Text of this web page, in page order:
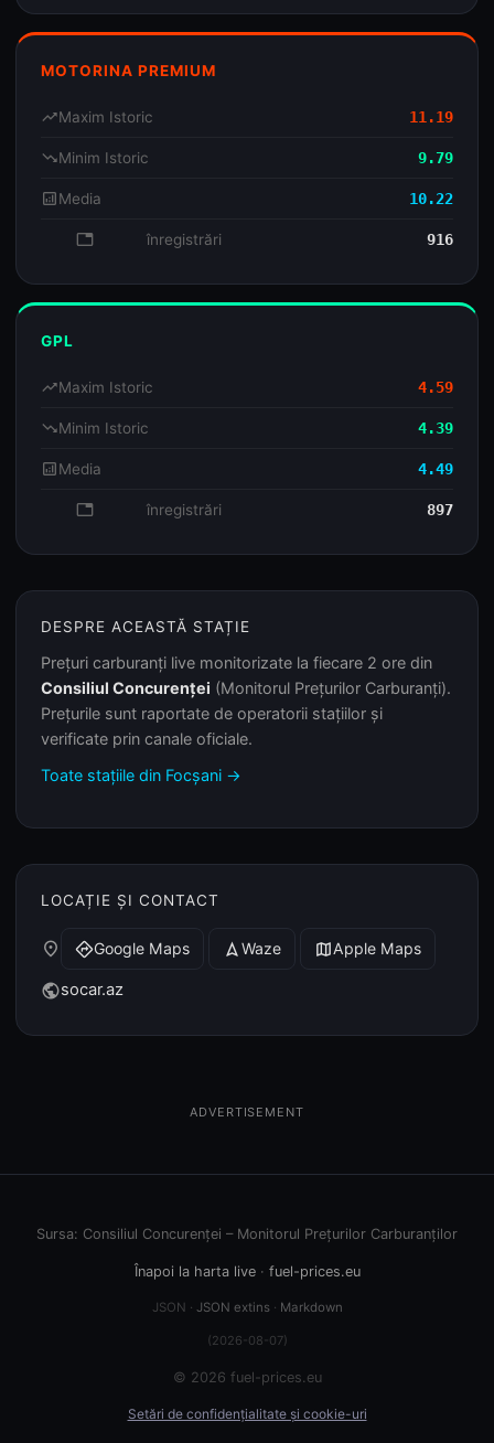
MOTORINA PREMIUM
trending_upMaxim Istoric 11.19
trending_downMinim Istoric 9.79
analyticsMedia 10.22
database înregistrări 916
GPL
trending_upMaxim Istoric 4.59
trending_downMinim Istoric 4.39
analyticsMedia 4.49
database înregistrări 897
DESPRE ACEASTĂ STAȚIE
Prețuri carburanți live monitorizate la fiecare 2 ore din
Consiliul Concurenței (Monitorul Prețurilor Carburanți).
Prețurile sunt raportate de operatorii stațiilor și
verificate prin canale oficiale.
Toate stațiile din Focșani →
LOCAȚIE ȘI CONTACT
place directionsGoogle Maps navigation Waze mapApple Maps
publicsocar.az
ADVERTISEMENT
Sursa: Consiliul Concurenței – Monitorul Prețurilor Carburanților
Înapoi la harta live· fuel-prices.eu
JSON · JSON extins· Markdown
(2026-08-07)
© 2026 fuel-prices.eu
Setări de confidențialitate și cookie-uri